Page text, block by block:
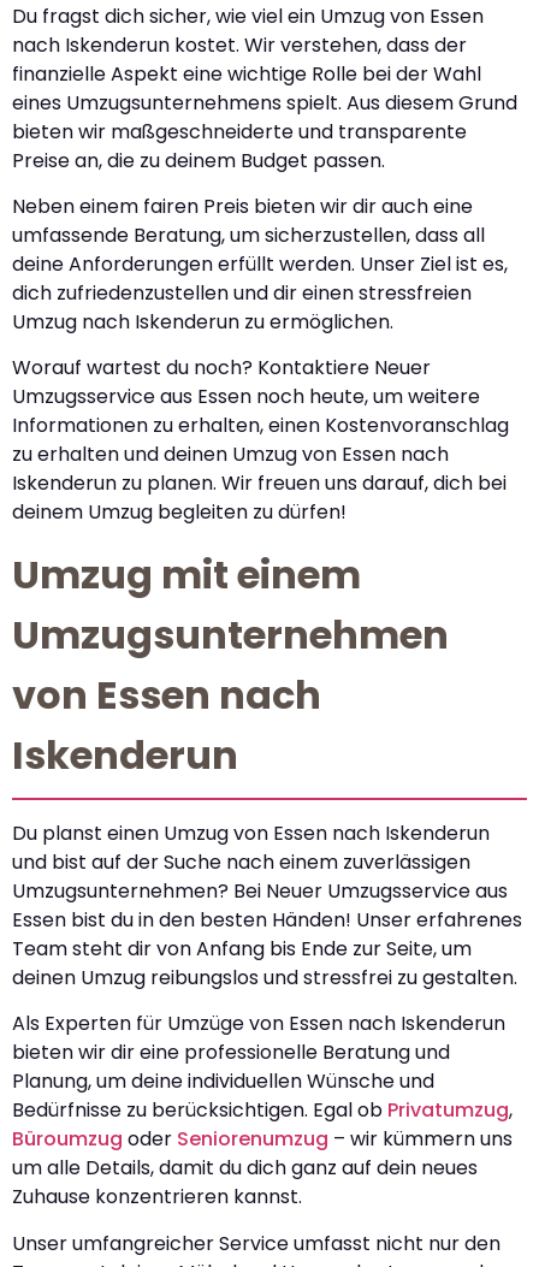
Du fragst dich sicher, wie viel ein Umzug von Essen
nach Iskenderun kostet. Wir verstehen, dass der
finanzielle Aspekt eine wichtige Rolle bei der Wahl
eines Umzugsunternehmens spielt. Aus diesem Grund
bieten wir maßgeschneiderte und transparente
Preise an, die zu deinem Budget passen.
Neben einem fairen Preis bieten wir dir auch eine
umfassende Beratung, um sicherzustellen, dass all
deine Anforderungen erfüllt werden. Unser Ziel ist es,
dich zufriedenzustellen und dir einen stressfreien
Umzug nach Iskenderun zu ermöglichen.
Worauf wartest du noch? Kontaktiere Neuer
Umzugsservice aus Essen noch heute, um weitere
Informationen zu erhalten, einen Kostenvoranschlag
zu erhalten und deinen Umzug von Essen nach
Iskenderun zu planen. Wir freuen uns darauf, dich bei
deinem Umzug begleiten zu dürfen!
Umzug mit einem
Umzugsunternehmen
von Essen nach
Iskenderun
Du planst einen Umzug von Essen nach Iskenderun
und bist auf der Suche nach einem zuverlässigen
Umzugsunternehmen? Bei Neuer Umzugsservice aus
Essen bist du in den besten Händen! Unser erfahrenes
Team steht dir von Anfang bis Ende zur Seite, um
deinen Umzug reibungslos und stressfrei zu gestalten.
Als Experten für Umzüge von Essen nach Iskenderun
bieten wir dir eine professionelle Beratung und
Planung, um deine individuellen Wünsche und
Bedürfnisse zu berücksichtigen. Egal ob Privatumzug,
Büroumzug oder Seniorenumzug – wir kümmern uns
um alle Details, damit du dich ganz auf dein neues
Zuhause konzentrieren kannst.
Unser umfangreicher Service umfasst nicht nur den